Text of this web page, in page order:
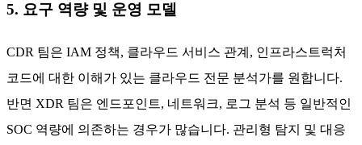
5. 요구 역량 및 운영 모델
CDR 팀은 IAM 정책, 클라우드 서비스 관계, 인프라스트럭처
코드에 대한 이해가 있는 클라우드 전문 분석가를 원합니다.
반면 XDR 팀은 엔드포인트, 네트워크, 로그 분석 등 일반적인
SOC 역량에 의존하는 경우가 많습니다. 관리형 탐지 및 대응